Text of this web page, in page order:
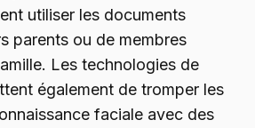
utiliser les documents
parents ou de membres
Les technologies de
également de tromper les
faciale avec des